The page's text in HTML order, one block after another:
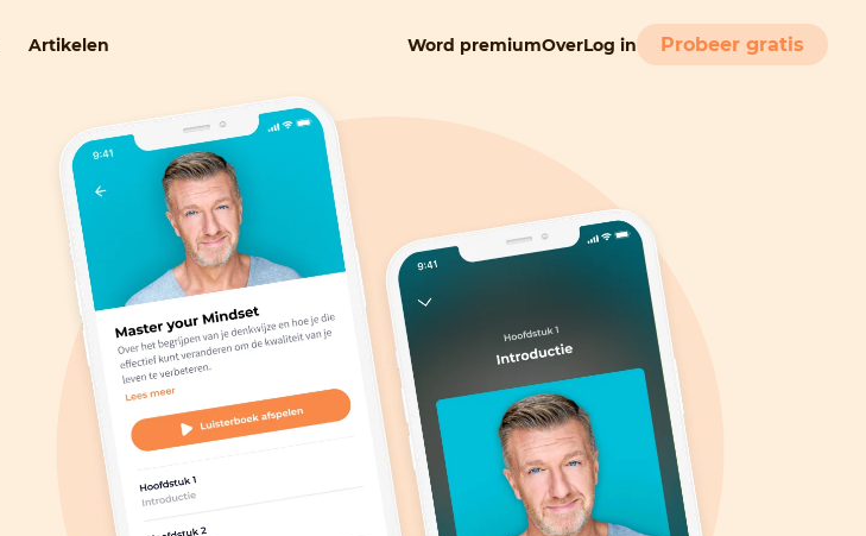
Artikelen Word premiumOverLog in Probeer gratis